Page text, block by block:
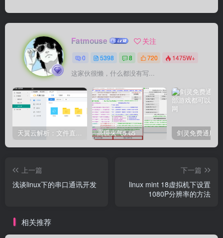
Fatmouse 关注
0 5398 8 720 1475W+
这家伙很懒，什么都没有写...
天翼云解析：文件直链获取源码 高级火气5.65
上一篇
浅谈linux下的串口通讯开发
下一篇
linux mint 18虚拟机下设置
1080P分辨率的方法
相关推荐